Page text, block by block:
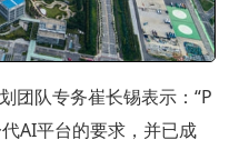
团队专务崔长锡表示：“P
AI平台的要求，并已成